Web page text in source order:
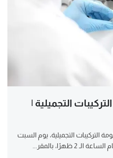
التجميلية |
التركيبات التجميلية، يوم السبت